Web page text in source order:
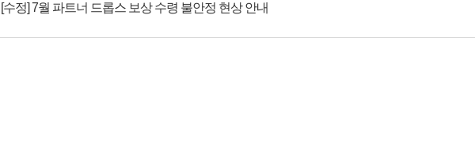
[수정] 7월 파트너 드롭스 보상 수령 불안정 현상 안내